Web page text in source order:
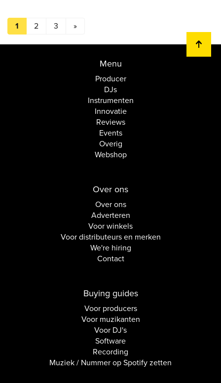
1 2 3 »
Menu
Producer
DJs
Instrumenten
Innovatie
Reviews
Events
Overig
Webshop
Over ons
Over ons
Adverteren
Voor winkels
Voor distributeurs en merken
We're hiring
Contact
Buying guides
Voor producers
Voor muzikanten
Voor DJ's
Software
Recording
Muziek / Nummer op Spotify zetten